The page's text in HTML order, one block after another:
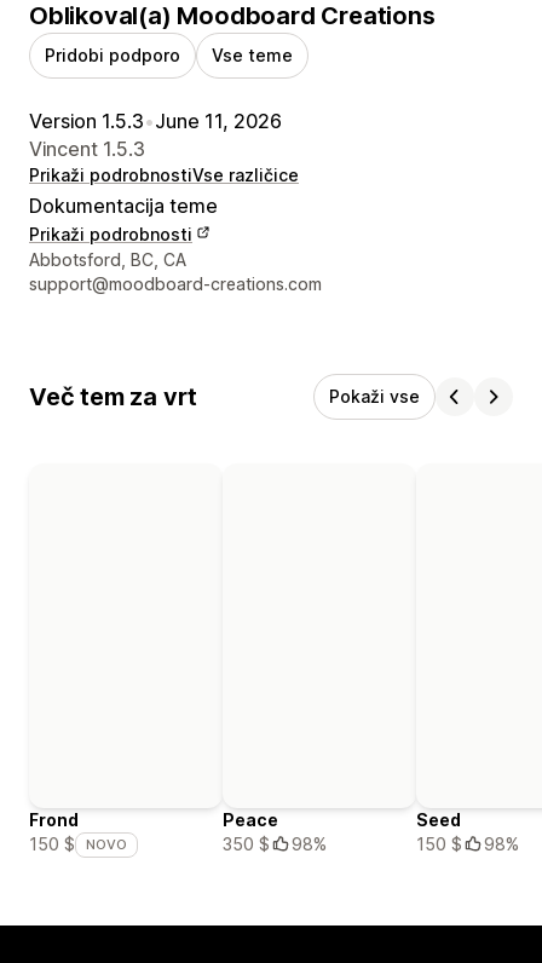
Oblikoval(a) Moodboard Creations
Pridobi podporo Vse teme
Version 1.5.3•June 11, 2026
Vincent 1.5.3
Prikaži podrobnostiVse različice
Dokumentacija teme
Prikaži podrobnosti
Podatki za stik z oblikovalcem
Abbotsford, BC, CA
support@moodboard-creations.com
Več tem za vrt Pokaži vse
Frond
150 $
NOVO
Peace
350 $
98%
Seed
150 $
98%